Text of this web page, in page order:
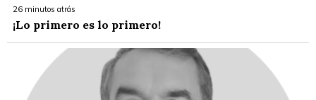
26 minutos atrás
¡Lo primero es lo primero!